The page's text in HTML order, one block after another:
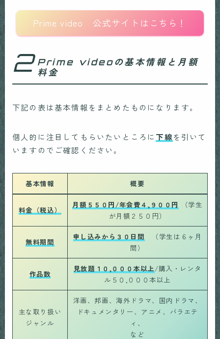
Prime video 公式サイトはこちら！
2 Prime videoの基本情報と月額
料金
下記の表は基本情報をまとめたものになります。
個人的に注目してもらいたいところに 下線を引いて
いますのでご確認ください。
基本情報 概要
料金（税込）
月額５５０円/年会費４,９００円
（学生
が月額２５０円）
無料期間
申し込みから３０日間 （学生は６ヶ月
間）
作品数
見放題１０,０００本以上/購入・レンタ
ル５０,０００本以上
主な取り扱い
ジャンル
洋画、邦画、海外ドラマ、国内ドラマ、
ドキュメンタリー、アニメ、バラエテ
ィ、
など